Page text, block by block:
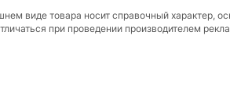
виде товара носит справочный характер,
при проведении производителем